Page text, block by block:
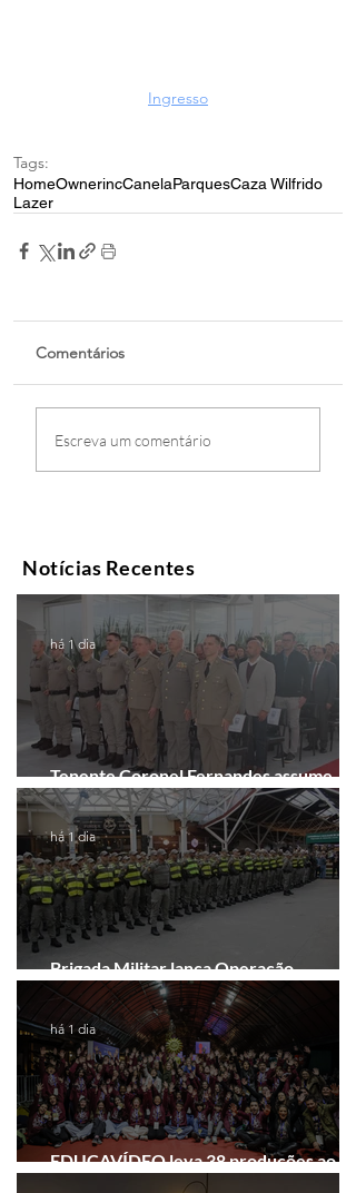
Ingresso
Tags:
HomeOwnerincCanelaParquesCaza Wilfrido
Lazer
Comentários
Escreva um comentário
Notícias Recentes
Tenente Coronel Fernandes assume
comando do 41º BPM em Gramado
há 1 dia
Brigada Militar lança Operação
Convergência na Região das Hortênsias
há 1 dia
EDUCAVÍDEO leva 38 produções ao
Festival de Cinema de Gramado
há 1 dia